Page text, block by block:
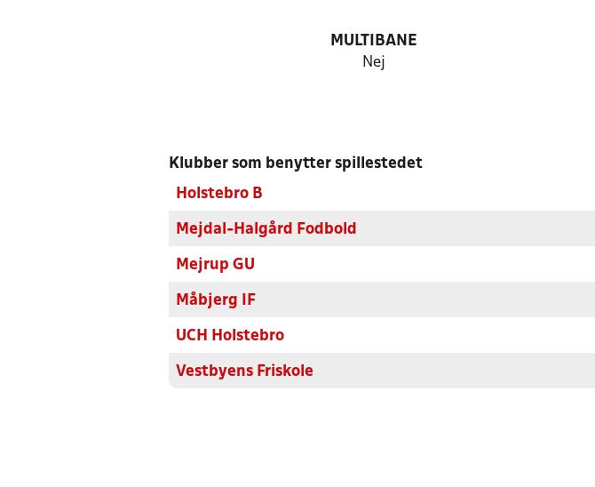
MULTIBANE
Nej
Klubber som benytter spillestedet
Holstebro B
Mejdal-Halgård Fodbold
Mejrup GU
Måbjerg IF
UCH Holstebro
Vestbyens Friskole